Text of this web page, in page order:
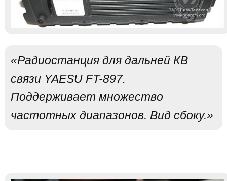
«Радиостанция для дальней КВ
связи YAESU FT-897.
Поддерживает множество
частотных диапазонов. Вид сбоку.»